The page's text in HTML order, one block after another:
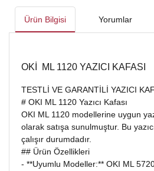
Ürün Bilgisi Yorumlar
OKİ ML 1120 YAZICI KAFASI
TESTLİ VE GARANTİLİ YAZICI
# OKI ML 1120 Yazıcı Kafası
OKI ML 1120 modellerine uygun
olarak satışa sunulmuştur. Bu
çalışır durumdadır.
## Ürün Özellikleri
- **Uyumlu Modeller:** OKI ML